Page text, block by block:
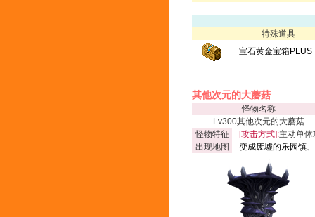
特殊道具
宝石黄金宝箱PLUS
其他次元的大蘑菇
怪物名称
Lv300其他次元的大蘑菇
怪物特征
[攻击方式]:主动单体
出现地图
变成废墟的乐园镇、